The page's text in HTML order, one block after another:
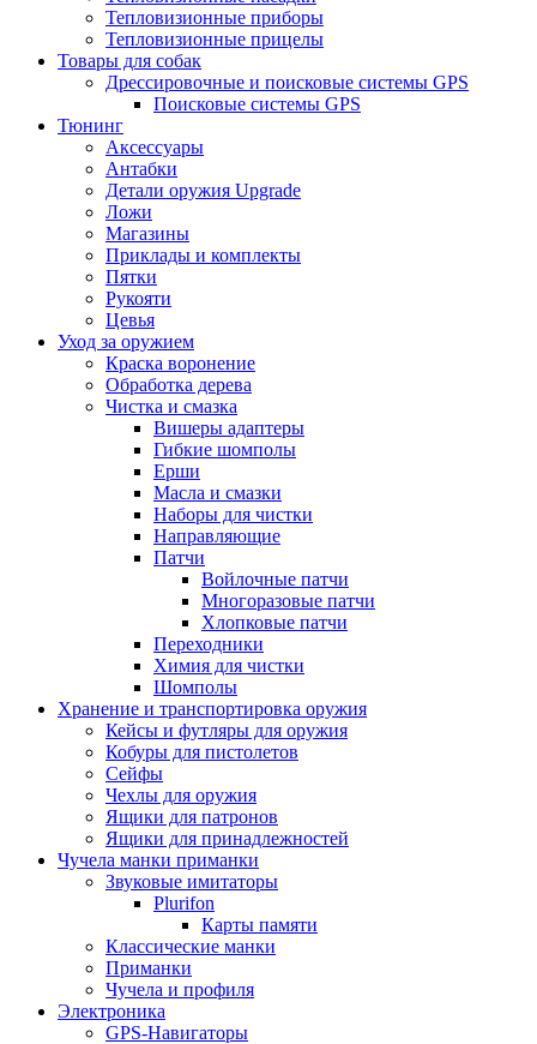
Тепловизионные приборы
Тепловизионные прицелы
Товары для собак
Дрессировочные и поисковые системы GPS
Поисковые системы GPS
Тюнинг
Аксессуары
Антабки
Детали оружия Upgrade
Ложи
Магазины
Приклады и комплекты
Пятки
Рукояти
Цевья
Уход за оружием
Краска воронение
Обработка дерева
Чистка и смазка
Вишеры адаптеры
Гибкие шомполы
Ерши
Масла и смазки
Наборы для чистки
Направляющие
Патчи
Войлочные патчи
Многоразовые патчи
Хлопковые патчи
Переходники
Химия для чистки
Шомполы
Хранение и транспортировка оружия
Кейсы и футляры для оружия
Кобуры для пистолетов
Сейфы
Чехлы для оружия
Ящики для патронов
Ящики для принадлежностей
Чучела манки приманки
Звуковые имитаторы
Plurifon
Карты памяти
Классические манки
Приманки
Чучела и профиля
Электроника
GPS-Навигаторы